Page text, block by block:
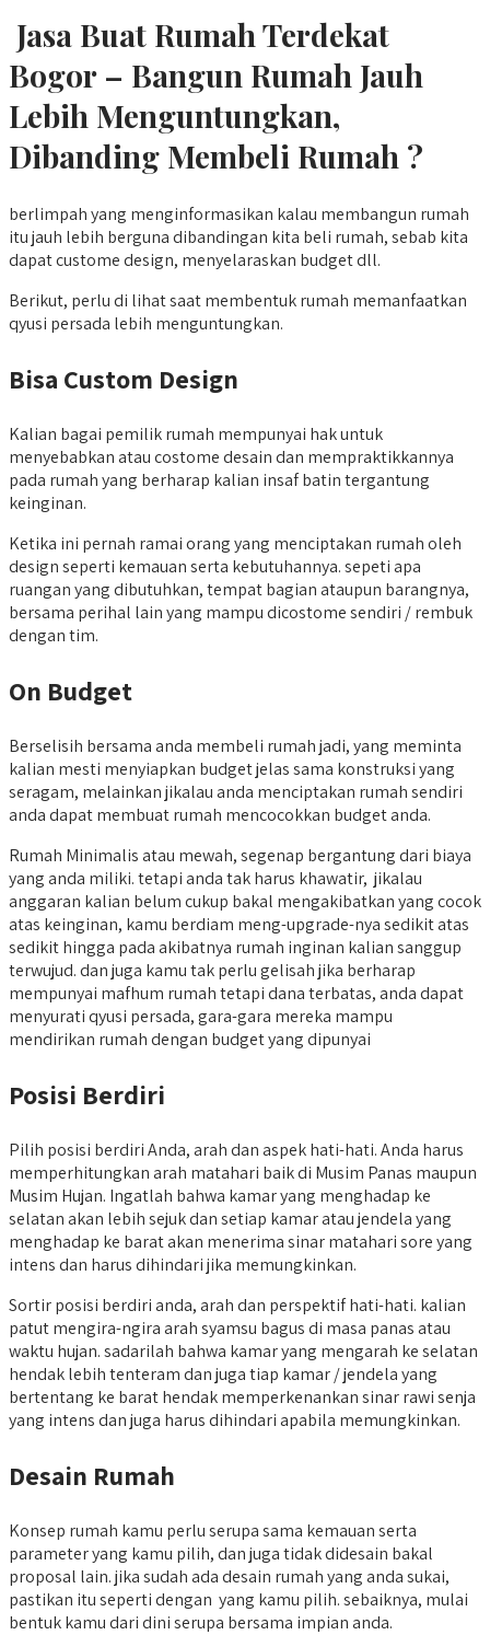
Jasa Buat Rumah Terdekat
Bogor – Bangun Rumah Jauh
Lebih Menguntungkan,
Dibanding Membeli Rumah ?
berlimpah yang menginformasikan kalau membangun rumah
itu jauh lebih berguna dibandingan kita beli rumah, sebab kita
dapat custome design, menyelaraskan budget dll.
Berikut, perlu di lihat saat membentuk rumah memanfaatkan
qyusi persada lebih menguntungkan.
Bisa Custom Design
Kalian bagai pemilik rumah mempunyai hak untuk
menyebabkan atau costome desain dan mempraktikkannya
pada rumah yang berharap kalian insaf batin tergantung
keinginan.
Ketika ini pernah ramai orang yang menciptakan rumah oleh
design seperti kemauan serta kebutuhannya. sepeti apa
ruangan yang dibutuhkan, tempat bagian ataupun barangnya,
bersama perihal lain yang mampu dicostome sendiri / rembuk
dengan tim.
On Budget
Berselisih bersama anda membeli rumah jadi, yang meminta
kalian mesti menyiapkan budget jelas sama konstruksi yang
seragam, melainkan jikalau anda menciptakan rumah sendiri
anda dapat membuat rumah mencocokkan budget anda.
Rumah Minimalis atau mewah, segenap bergantung dari biaya
yang anda miliki. tetapi anda tak harus khawatir, jikalau
anggaran kalian belum cukup bakal mengakibatkan yang cocok
atas keinginan, kamu berdiam meng-upgrade-nya sedikit atas
sedikit hingga pada akibatnya rumah inginan kalian sanggup
terwujud. dan juga kamu tak perlu gelisah jika berharap
mempunyai mafhum rumah tetapi dana terbatas, anda dapat
menyurati qyusi persada, gara-gara mereka mampu
mendirikan rumah dengan budget yang dipunyai
Posisi Berdiri
Pilih posisi berdiri Anda, arah dan aspek hati-hati. Anda harus
memperhitungkan arah matahari baik di Musim Panas maupun
Musim Hujan. Ingatlah bahwa kamar yang menghadap ke
selatan akan lebih sejuk dan setiap kamar atau jendela yang
menghadap ke barat akan menerima sinar matahari sore yang
intens dan harus dihindari jika memungkinkan.
Sortir posisi berdiri anda, arah dan perspektif hati-hati. kalian
patut mengira-ngira arah syamsu bagus di masa panas atau
waktu hujan. sadarilah bahwa kamar yang mengarah ke selatan
hendak lebih tenteram dan juga tiap kamar / jendela yang
bertentang ke barat hendak memperkenankan sinar rawi senja
yang intens dan juga harus dihindari apabila memungkinkan.
Desain Rumah
Konsep rumah kamu perlu serupa sama kemauan serta
parameter yang kamu pilih, dan juga tidak didesain bakal
proposal lain. jika sudah ada desain rumah yang anda sukai,
pastikan itu seperti dengan yang kamu pilih. sebaiknya, mulai
bentuk kamu dari dini serupa bersama impian anda.